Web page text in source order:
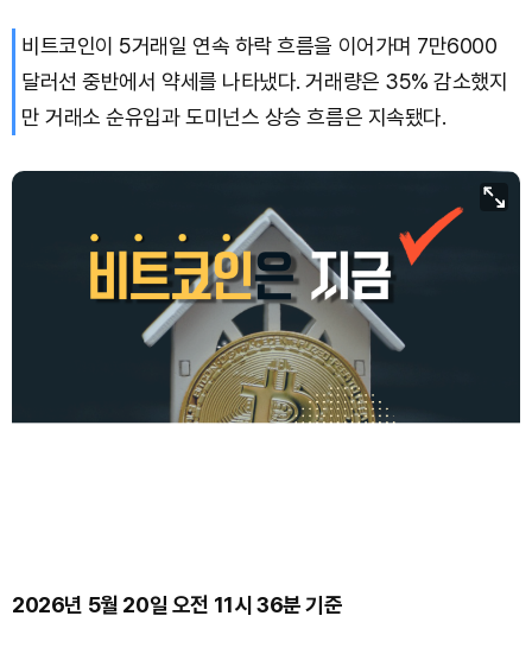
TRON (TRX) ₩465.1(-0.06%)
Hyperliquid (HYPE) ₩ 79,937
Dogecoin (DOGE) ₩98.08(-1.39%)
Bitcoin (BTC) 91,411,367
비트코인이 5거래일 연속 하락 흐름을 이어가며 7만6000
달러선 중반에서 약세를 나타냈다. 거래량은 35% 감소했지
만 거래소 순유입과 도미넌스 상승 흐름은 지속됐다.
2026년 5월 20일 오전 11시 36분 기준